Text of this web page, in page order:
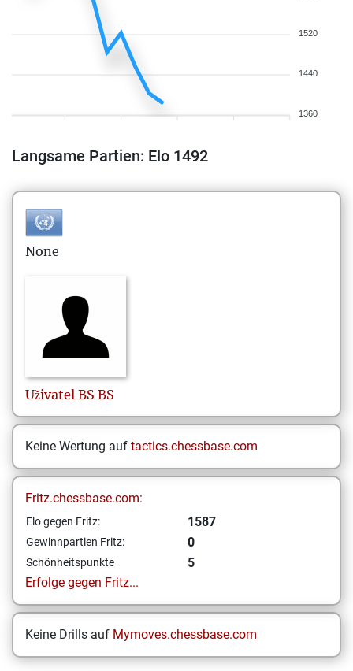
1520
1440
1360
Langsame Partien: Elo 1492
None
Uživatel BS BS
Keine Wertung auf tactics.chessbase.com
Fritz.chessbase.com:
Elo gegen Fritz: 1587
Gewinnpartien Fritz: 0
Schönheitspunkte
5
Erfolge gegen Fritz...
Keine Drills auf Mymoves.chessbase.com